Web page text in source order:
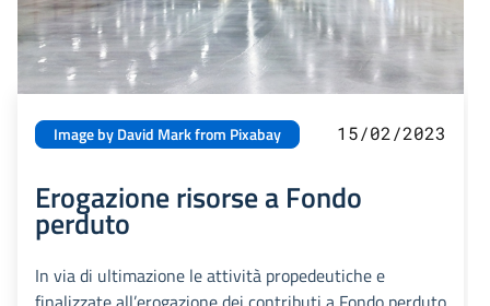
Image by David Mark from Pixabay 15/02/2023
Erogazione risorse a Fondo
perduto
In via di ultimazione le attività propedeutiche e